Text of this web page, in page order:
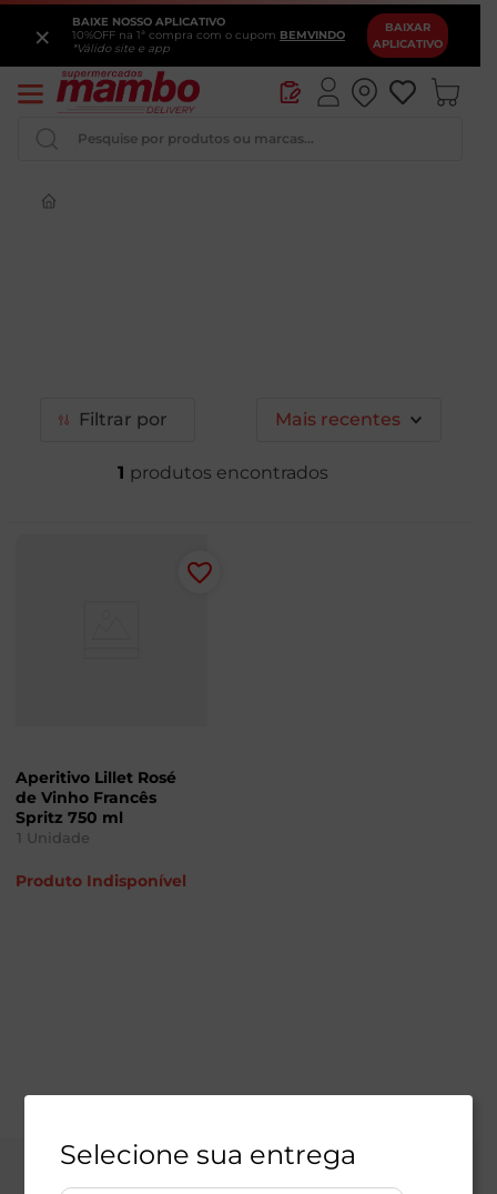
BAIXE NOSSO APLICATIVO
10%OFF na 1ª compra com o cupom BEMVINDO
*Válido site e app
BAIXAR
APLICATIVO
×
Pesquise por produtos ou marcas...
Filtrar Mais recentes
1
Produto Indisponível
Aperitivo Lillet Rosé
de Vinho Francês
Spritz 750 ml
1 Unidade
Selecione sua entrega